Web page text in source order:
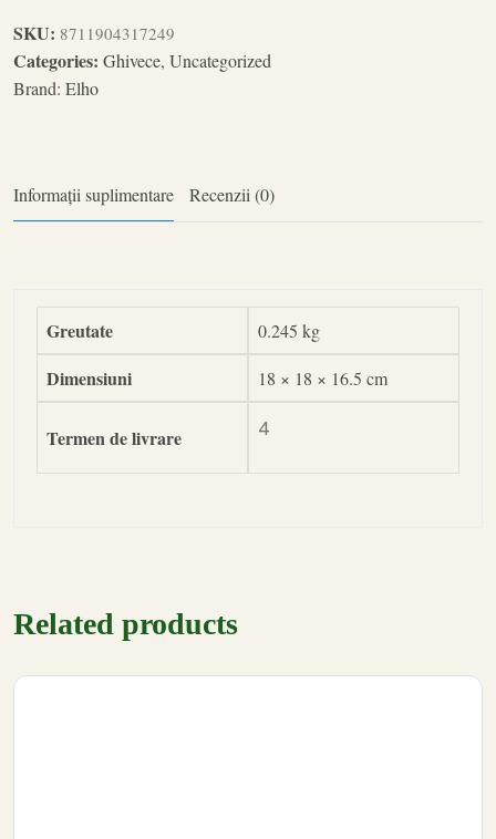
SKU: 8711904317249
Categories: Ghivece, Uncategorized
Brand: Elho
Informații suplimentare Recenzii (0)
Greutate 0.245 kg
Dimensiuni 18 × 18 × 16.5 cm
Termen de livrare 4
Related products